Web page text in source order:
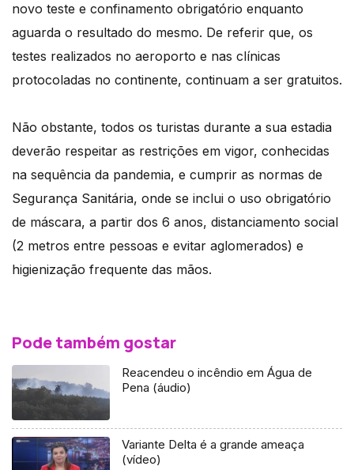
novo teste e confinamento obrigatório enquanto
aguarda o resultado do mesmo. De referir que, os
testes realizados no aeroporto e nas clínicas
protocoladas no continente, continuam a ser gratuitos.
Não obstante, todos os turistas durante a sua estadia
deverão respeitar as restrições em vigor, conhecidas
na sequência da pandemia, e cumprir as normas de
Segurança Sanitária, onde se inclui o uso obrigatório
de máscara, a partir dos 6 anos, distanciamento social
(2 metros entre pessoas e evitar aglomerados) e
higienização frequente das mãos.
Pode também gostar
Reacendeu o incêndio em Água de
Pena (áudio)
Variante Delta é a grande ameaça
(vídeo)